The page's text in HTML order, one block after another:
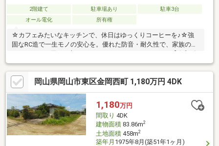
2階建て 駐車場あり
駐車3台
オール電化
所有権
☆カフェみたいなキッチンで、休日はゆっくりコーヒーを♪☆強
固なRC造で一生モノの安心を。優れた防音・耐久性で、家族のプ
築の築浅RC邸宅】 まだ築5年の大変綺麗なお住まい！・大型のウ
ォークインクローゼットも完備しており、お部屋をスッキリと保
てます～周辺環境～・西大寺南小・西大寺中エリア！ 小学校まで
1km以内！・コンビニ『ファミリーマート』まで徒歩3分（約
193m）・通勤・通学に便利なバス停『金岡』まで徒歩4分と利便
性も良好☆＼ネットで簡単見学予約！／【見学予約する】より、
お好きなタイミングでご予約いただけます
岡山県岡山市東区金岡西町 1,180万円 4DK
1,180万円
間取り 4DK
建物面積83.86m2
土地面積458m2
築年月 1975年8月(築51年1ヶ月)